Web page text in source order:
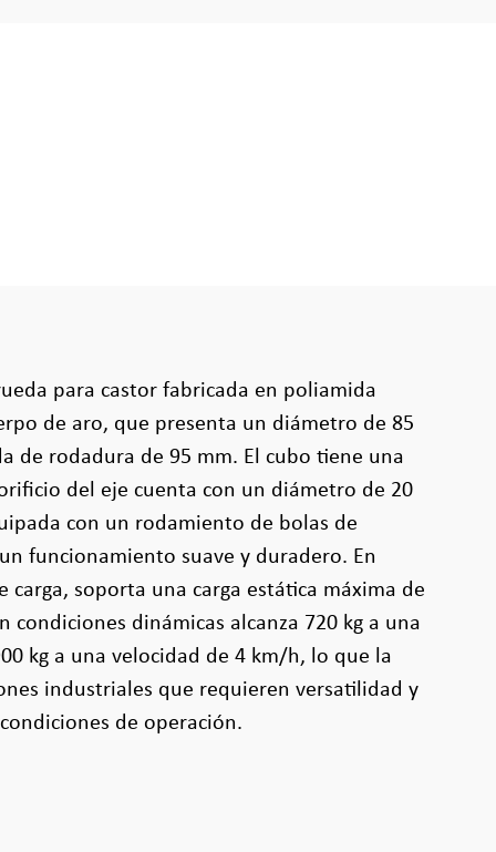
para castor fabricada en poliamida
de aro, que presenta un diámetro de 85
de rodadura de 95 mm. El cubo tiene una
del eje cuenta con un diámetro de 20
con un rodamiento de bolas de
funcionamiento suave y duradero. En
carga, soporta una carga estática máxima de
condiciones dinámicas alcanza 720 kg a una
kg a una velocidad de 4 km/h, lo que la
industriales que requieren versatilidad y
de operación.